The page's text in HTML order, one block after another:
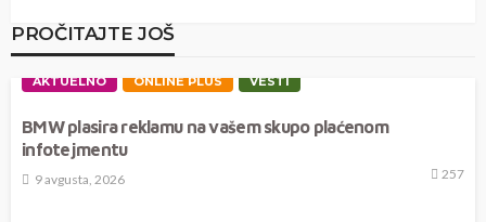
PROČITAJTE JOŠ
AKTUELNO ONLINE PLUS VESTI
BMW plasira reklamu na vašem skupo plaćenom
infotejmentu
9 avgusta, 2026 257